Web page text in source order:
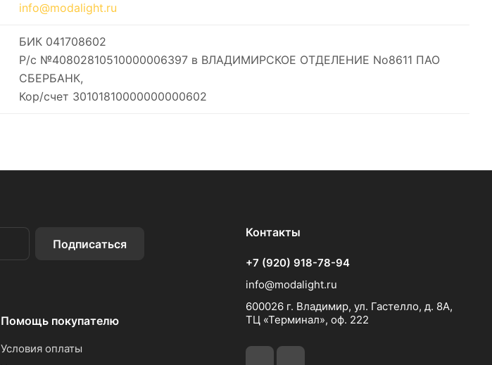
info@modalight.ru
БИК 041708602
Р/с №40802810510000006397 в ВЛАДИМИРСКОЕ ОТДЕЛЕНИЕ No8611 ПАО
СБЕРБАНК,
Кор/счет 30101810000000000602
Подписаться
Помощь покупателю
Условия оплаты
Контакты
+7 (920) 918-78-94
info@modalight.ru
600026 г. Владимир, ул. Гастелло, д. 8А,
ТЦ «Терминал», оф. 222